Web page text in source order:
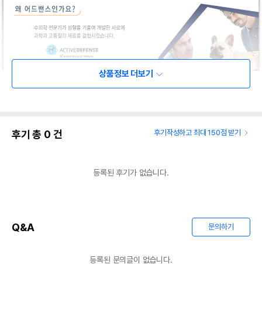
상품정보 더보기
후기 총 0 건 후기작성하고 최대 150점 받기
등록된 후기가 없습니다.
Q&A 문의하기
등록된 문의글이 없습니다.